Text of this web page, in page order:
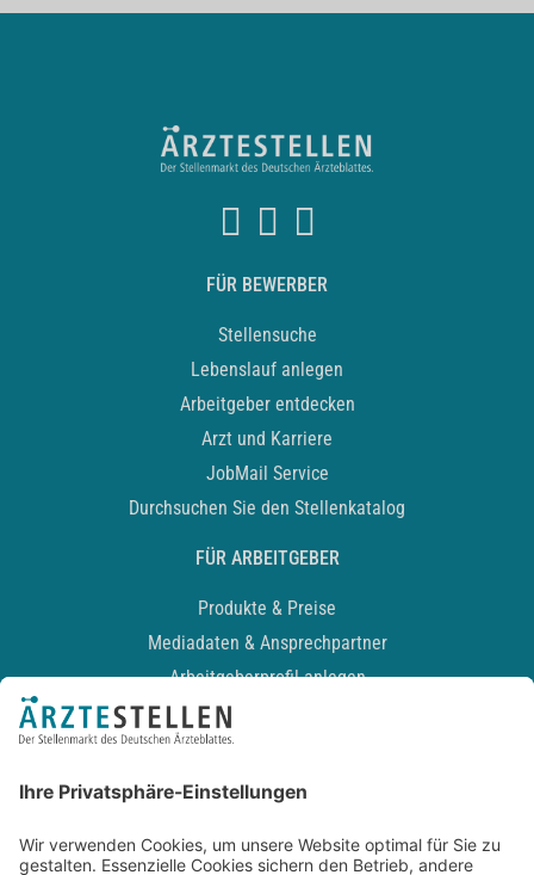
FÜR BEWERBER
Stellensuche
Lebenslauf anlegen
Arbeitgeber entdecken
Arzt und Karriere
JobMail Service
Durchsuchen Sie den Stellenkatalog
FÜR ARBEITGEBER
Produkte & Preise
Mediadaten & Ansprechpartner
Arbeitgeberprofil anlegen
Recruiting-Podcast
Kontakt